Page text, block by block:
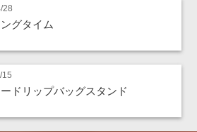
28
グタイム
15
ドリップバッグスタンド